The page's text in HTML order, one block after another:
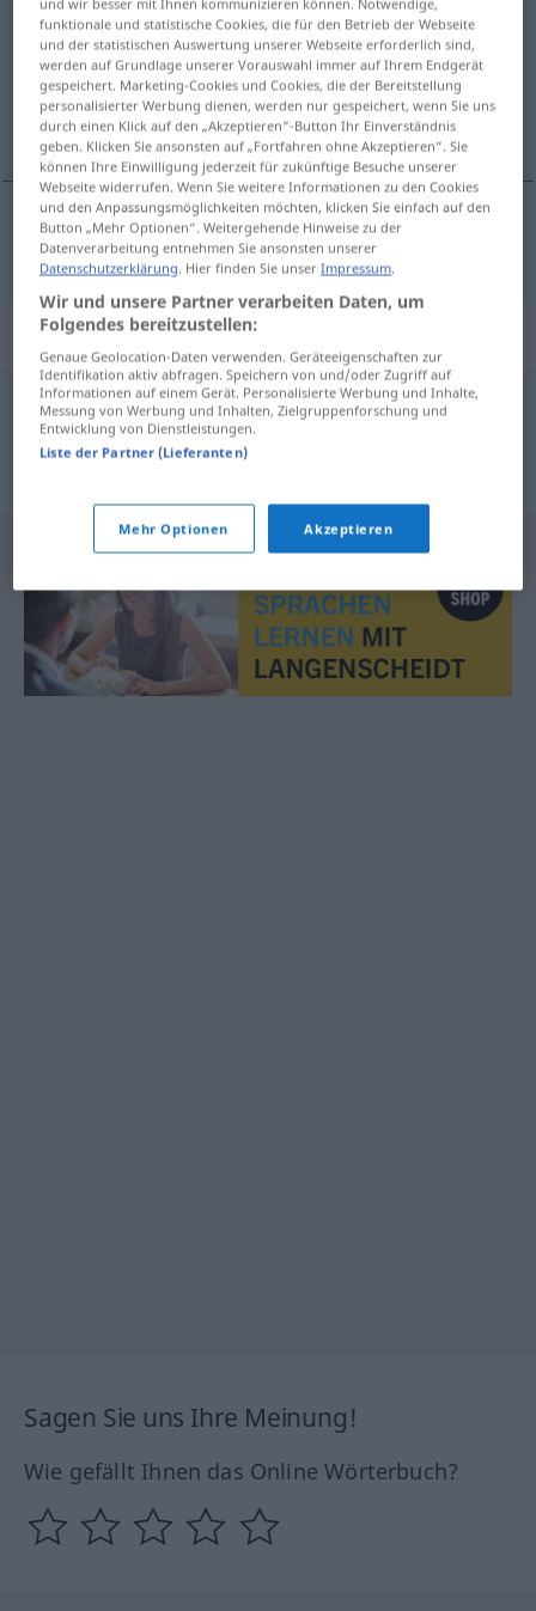
Übersicht aller Übersetzungen
(Für mehr Details die Übersetzung anklicken/antippen)
всe. равно, и без того
всёравно, и безтого sowieso
Synonyme für "sowieso"
ohnehin,bereits,schon,ohnedies,allemal,eh (ugs.)
Sagen Sie uns Ihre Meinung!
Wie gefällt Ihnen das Online Wörterbuch?
funktionale und statistische Cookies, die für den Betrieb der Webseite
und der statistischen Auswertung unserer Webseite erforderlich sind,
werden auf Grundlage unserer Vorauswahl immer auf Ihrem Endgerät
gespeichert. Marketing-Cookies und Cookies, die der Bereitstellung
personalisierter Werbung dienen, werden nur gespeichert, wenn Sie uns
durch einen Klick auf den „Akzeptieren“-Button Ihr Einverständnis
geben. Klicken Sie ansonsten auf „Fortfahren ohne Akzeptieren“. Sie
können Ihre Einwilligung jederzeit für zukünftige Besuche unserer
Webseite widerrufen. Wenn Sie weitere Informationen zu den Cookies
und den Anpassungsmöglichkeiten möchten, klicken Sie einfach auf den
Button „Mehr Optionen“. Weitergehende Hinweise zu der
Datenverarbeitung entnehmen Sie ansonsten unserer
Datenschutzerklärung . Hier finden Sie unserImpressum
Wir und unsere Partner verarbeiten Daten, um
Folgendes bereitzustellen:
Genaue Geolocation-Daten verwenden. Geräteeigenschaften zur
Identifikation aktiv abfragen. Speichern von und/oder Zugriff auf
Informationen auf einem Gerät. Personalisierte Werbung und Inhalte,
Messung von Werbung und Inhalten, Zielgruppenforschung und
Entwicklung von Dienstleistungen.
Liste der Partner (Lieferanten)
Mehr Optionen Akzeptieren